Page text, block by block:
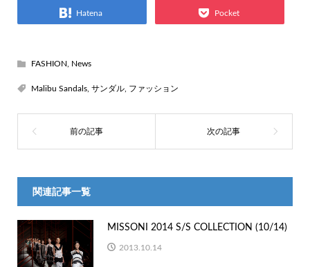
Hatena Pocket
FASHION News
Malibu Sandals, サンダル, ファッション
関連記事一覧
MISSONI 2014 S/S COLLECTION (10/14)
2013.10.14